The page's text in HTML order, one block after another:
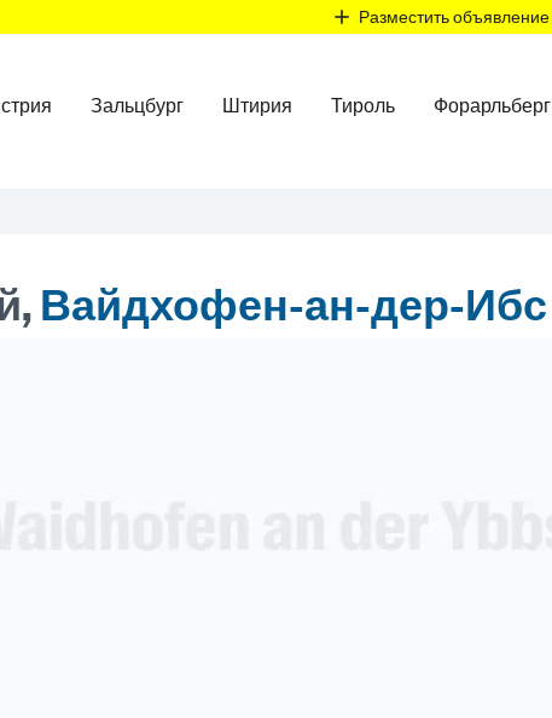
Разместить объявление
Зальцбург Штирия Тироль Форарльберг
Вайдхофен-ан-дер-Ибс